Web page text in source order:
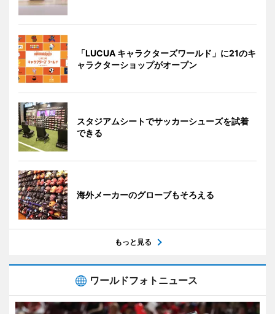
「LUCUA キャラクターズワールド」に21のキ
ャラクターショップがオープン
スタジアムシートでサッカーシューズを試着
できる
海外メーカーのグローブもそろえる
もっと見る
ワールドフォトニュース